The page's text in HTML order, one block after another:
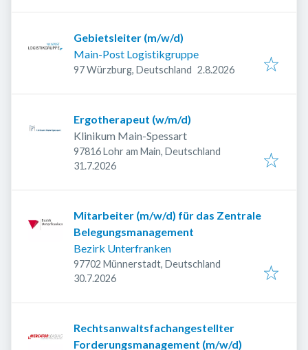
Gebietsleiter (m/w/d)
Main-Post Logistikgruppe
97 Würzburg, Deutschland Veröffentlicht
2.8.2026
Ergotherapeut (w/m/d)
Klinikum Main-Spessart
97816 Lohr am Main, Deutschland
Veröffentlicht
31.7.2026
Mitarbeiter (m/w/d) für das Zentrale
Belegungsmanagement
Bezirk Unterfranken
97702 Münnerstadt, Deutschland
Veröffentlicht
30.7.2026
Rechtsanwaltsfachangestellter
Forderungsmanagement (m/w/d)